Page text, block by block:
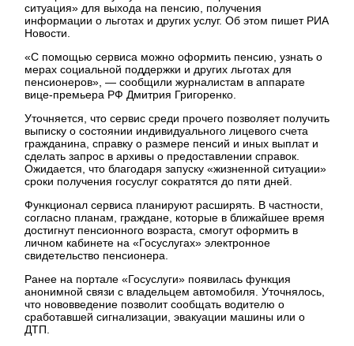
ситуация» для выхода на пенсию, получения
информации о льготах и других услуг. Об этом пишет РИА
Новости.
«С помощью сервиса можно оформить пенсию, узнать о
мерах социальной поддержки и других льготах для
пенсионеров», — сообщили журналистам в аппарате
вице-премьера РФ Дмитрия Григоренко.
Уточняется, что сервис среди прочего позволяет получить
выписку о состоянии индивидуального лицевого счета
гражданина, справку о размере пенсий и иных выплат и
сделать запрос в архивы о предоставлении справок.
Ожидается, что благодаря запуску «жизненной ситуации»
сроки получения госуслуг сократятся до пяти дней.
Функционал сервиса планируют расширять. В частности,
согласно планам, граждане, которые в ближайшее время
достигнут пенсионного возраста, смогут оформить в
личном кабинете на «Госуслугах» электронное
свидетельство пенсионера.
Ранее на портале «Госуслуги» появилась функция
анонимной связи с владельцем автомобиля. Уточнялось,
что нововведение позволит сообщать водителю о
сработавшей сигнализации, эвакуации машины или о
ДТП.